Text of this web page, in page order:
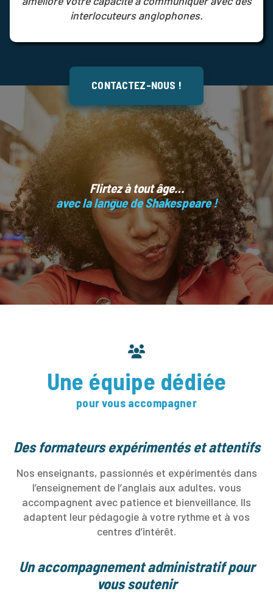
interlocuteurs anglophones.
CONTACTEZ-NOUS !
Flirtez à tout âge…
avec la langue de Shakespeare !
Une équipe dédiée
pour vous accompagner
Des formateurs expérimentés et attentifs
Nos enseignants, passionnés et expérimentés dans
l’enseignement de l’anglais aux adultes, vous
accompagnent avec patience et bienveillance. Ils
adaptent leur pédagogie à votre rythme et à vos
centres d’intérêt.
Un accompagnement administratif pour
vous soutenir